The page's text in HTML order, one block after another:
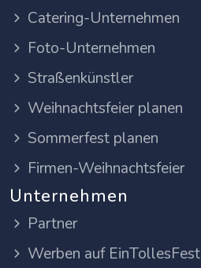
Catering-Unternehmen
Foto-Unternehmen
Straßenkünstler
Weihnachtsfeier planen
Sommerfest planen
Firmen-Weihnachtsfeier
Unternehmen
Partner
Werben auf EinTollesFest